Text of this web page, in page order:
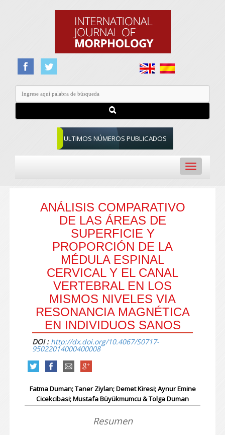
ULTIMOS NÚMEROS PUBLICADOS
Toggle
navigation
ANÁLISIS COMPARATIVO
DE LAS ÁREAS DE
SUPERFICIE Y
PROPORCIÓN DE LA
MÉDULA ESPINAL
CERVICAL Y EL CANAL
VERTEBRAL EN LOS
MISMOS NIVELES VIA
RESONANCIA MAGNÉTICA
EN INDIVIDUOS SANOS
DOI : http://dx.doi.org/10.4067/S0717-
95022014000400008
Fatma Duman; Taner Ziylan; Demet Kiresi; Aynur Emine
Cicekcibasi; Mustafa Büyükmumcu & Tolga Duman
Resumen